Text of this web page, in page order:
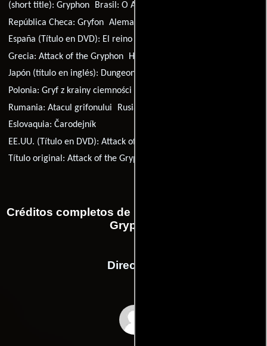
(short title):Gryphon Brasil: O Ataque do Gryphon
República Checa:Gryfon Alemania (Título en DVD):
España (Título en DVD): El reino perdido
Grecia:Attack of the Gryphon Hungría:
Japón (título en inglés): Dungeon & Gryphon
Polonia:Gryf z krainy ciemności
Rumania:Atacul grifonului Rusia:
Eslovaquia:Čarodejník
EE.UU. (Título en DVD):Attack of the Gryphon
Título original:Attack of the Gryphon
Créditos completos de la película Attack of the
Gryphon
Dirección